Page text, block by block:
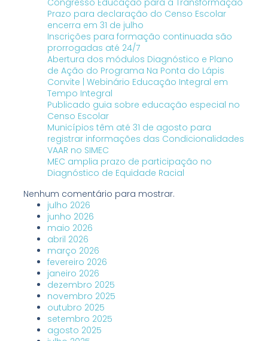
Prazo para declaração do Censo Escolar
encerra em 31 de julho
Inscrições para formação continuada são
prorrogadas até 24/7
Abertura dos módulos Diagnóstico e Plano
de Ação do Programa Na Ponta do Lápis
Convite | Webinário Educação Integral em
Tempo Integral
Publicado guia sobre educação especial no
Censo Escolar
Municípios têm até 31 de agosto para
registrar informações das Condicionalidades
VAAR no SIMEC
MEC amplia prazo de participação no
Diagnóstico de Equidade Racial
Nenhum comentário para mostrar.
julho 2026
junho 2026
maio 2026
abril 2026
março 2026
fevereiro 2026
janeiro 2026
dezembro 2025
novembro 2025
outubro 2025
setembro 2025
agosto 2025